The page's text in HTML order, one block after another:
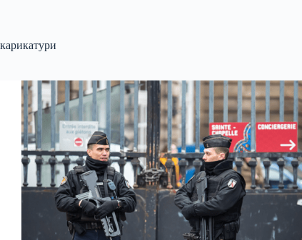
карикатури